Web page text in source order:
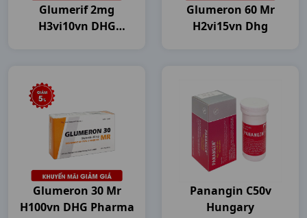
Glumerif 2mg
H3vi10vn DHG
Glumeron 60 Mr
H2vi15vn Dhg
Glumeron 30 Mr
H100vn DHG Pharma
Panangin C50v
Hungary